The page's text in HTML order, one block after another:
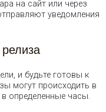
на сайт или через
уведомления
и будьте готовы к
могут происходить в
определенные часы.